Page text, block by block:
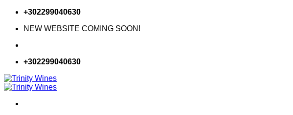
Μετάβαση
περιεχόμενο
+302299040630
NEW WEBSITE COMING SOON!
+302299040630